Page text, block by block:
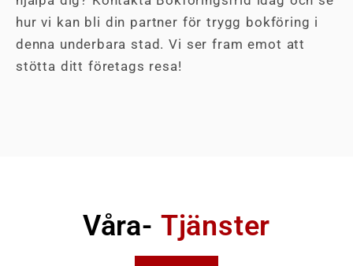
hur vi kan bli din partner för trygg bokföring i
denna underbara stad. Vi ser fram emot att
stötta ditt företags resa!
Våra- Tjänster